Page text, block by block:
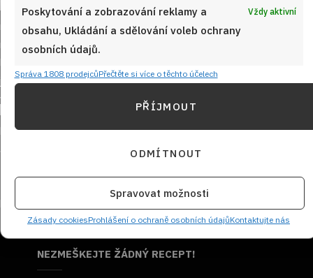
Poskytování a zobrazování reklamy a
obsahu, Ukládání a sdělování voleb ochrany
osobních údajů.
Vždy aktivní
Správa 1808 prodejcůPřečtěte si více o těchto účelech
PŘÍJMOUT
ODMÍTNOUT
Spravovat možnosti
Zásady cookiesProhlášení o ochraně osobních údajůKontaktujte nás
Sledujte nás!
NEZMEŠKEJTE ŽÁDNÝ RECEPT!